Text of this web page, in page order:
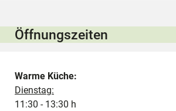
Öffnungszeiten
Warme Küche:
Dienstag:
11:30 - 13:30 h